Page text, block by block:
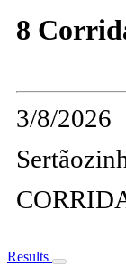
8
3/8/2026
Results